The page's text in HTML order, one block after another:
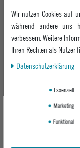
DOWNDRIFT JKT
OLD GROWTH GREEN
UVP 349,95 €
ab 279,95 €
Wir nutzen Cookies auf
während andere uns
verbessern. Weitere
Ihren Rechten als Nutzer
Daten­schutz­erklärung
Essenziell
Marketing
Funktional